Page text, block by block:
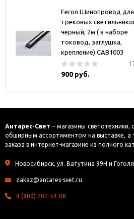
Feron Шинопровод для
трековых
черный, 2м ( в наборе
токовод, заглушка,
крепление) CAB1003
900 руб.
Антарес-Свет – магазины светотехники,
обширным ассортиментом на выставке, а
заказа в интернет-магазине из полного
Новосибирск, ул. Ватутина 99Н и
zakaz@antares-svet.ru
8 (800) 707-53-06